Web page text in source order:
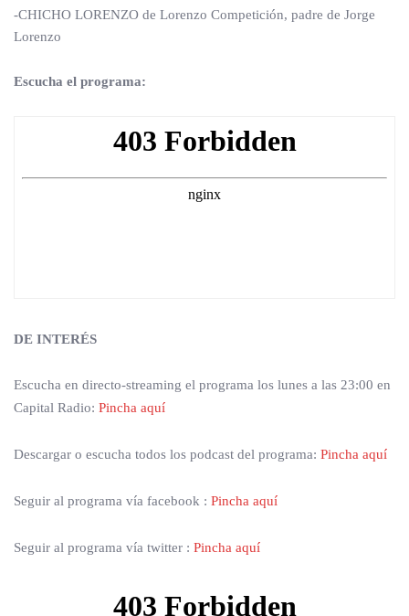
-CHICHO LORENZO de Lorenzo Competición, padre de Jorge
Lorenzo
Escucha el programa:
DE INTERÉS
Escucha en directo-streaming el programa los lunes a las 23:00 en
Capital Radio: Pincha aquí
Descargar o escucha todos los podcast del programa: Pincha aquí
Seguir al programa vía facebook : Pincha aquí
Seguir al programa vía twitter : Pincha aquí